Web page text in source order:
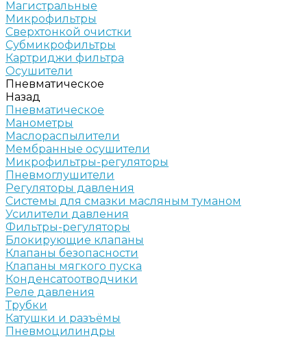
Магистральные
Микрофильтры
Сверхтонкой очистки
Субмикрофильтры
Картриджи фильтра
Осушители
Пневматическое
Назад
Пневматическое
Манометры
Маслораспылители
Мембранные осушители
Микрофильтры-регуляторы
Пневмоглушители
Регуляторы давления
Системы для смазки масляным туманом
Усилители давления
Фильтры-регуляторы
Блокирующие клапаны
Клапаны безопасности
Клапаны мягкого пуска
Конденсатоотводчики
Реле давления
Трубки
Катушки и разъёмы
Пневмоцилиндры